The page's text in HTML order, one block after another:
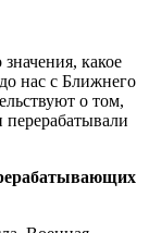
какое
нас с Ближнего
о том,